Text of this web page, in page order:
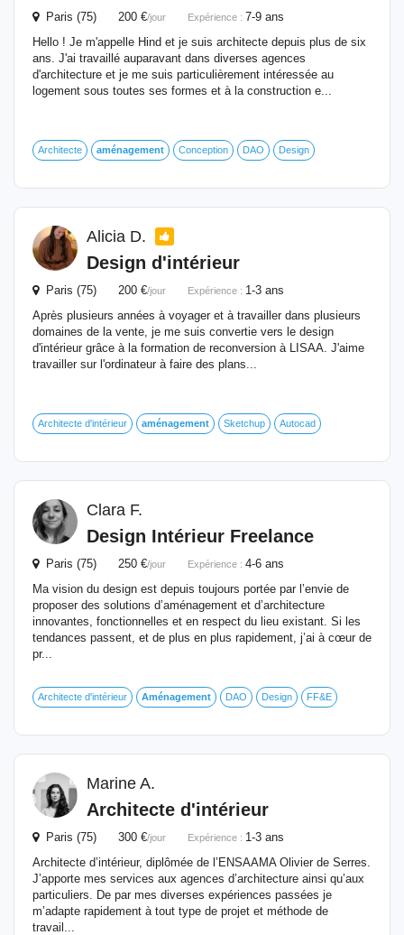
Paris (75) 200 €/jour Expérience : 7-9 ans
Hello ! Je m'appelle Hind et je suis architecte depuis plus de six
ans. J'ai travaillé auparavant dans diverses agences
d'architecture et je me suis particulièrement intéressée au
logement sous toutes ses formes et à la construction e...
Architecte aménagement Conception DAO Design
Alicia D.
Design d'intérieur
Paris (75) 200 €/jour Expérience : 1-3 ans
Après plusieurs années à voyager et à travailler dans plusieurs
domaines de la vente, je me suis convertie vers le design
d'intérieur grâce à la formation de reconversion à LISAA. J'aime
travailler sur l'ordinateur à faire des plans...
Architecte d'intérieur aménagement Sketchup Autocad
Clara F.
Design Intérieur Freelance
Paris (75) 250 €/jour Expérience : 4-6 ans
Ma vision du design est depuis toujours portée par l’envie de
proposer des solutions d’aménagement et d’architecture
innovantes, fonctionnelles et en respect du lieu existant. Si les
tendances passent, et de plus en plus rapidement, j’ai à cœur de
pr...
Architecte d'intérieur Aménagement DAO Design FF&E
Marine A.
Architecte d'intérieur
Paris (75) 300 €/jour Expérience : 1-3 ans
Architecte d’intérieur, diplômée de l’ENSAAMA Olivier de Serres.
J’apporte mes services aux agences d’architecture ainsi qu’aux
particuliers. De par mes diverses expériences passées je
m’adapte rapidement à tout type de projet et méthode de
travail...